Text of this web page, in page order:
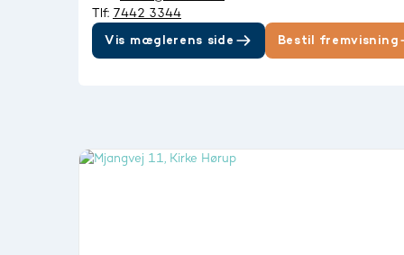
Tlf: 7442 3344
Vis mæglerens side Bestil fremvisning